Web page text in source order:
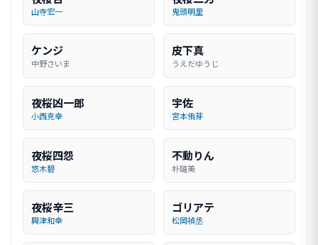
山寺宏一 鬼頭明里
ケンジ
中野さいま
皮下真
うえだゆうじ
夜桜凶一郎
小西克幸
宇佐
宮本侑芽
夜桜四怨
悠木碧
不動りん
朴璐美
夜桜辛三
興津和幸
ゴリアテ
松岡禎丞